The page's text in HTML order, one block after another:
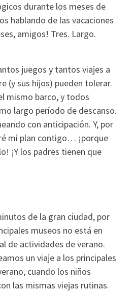
durante los meses de
hablando de las vacaciones
amigos! Tres. Largo.
juegos y tantos viajes a
(y sus hijos) pueden tolerar.
mismo barco, y todos
largo período de descanso.
con anticipación. Y, por
mi plan contigo… ¡porque
¡Y los padres tienen que
de la gran ciudad, por
museos no está en
de actividades de verano.
un viaje a los principales
cuando los niños
las mismas viejas rutinas.